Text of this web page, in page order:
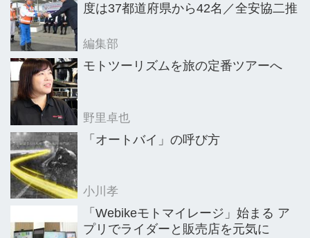
度は37都道府県から42名／全安協二推
編集部
モトツーリズムを旅の定番ツアーへ
野里卓也
「オートバイ」の呼び方
小川孝
「Webikeモトマイレージ」始まる ア
プリでライダーと販売店を元気に